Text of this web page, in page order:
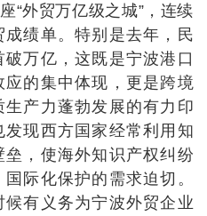
“外贸万亿级之城”，连续
绩单。特别是去年，民
万亿，这既是宁波港口
的集中体现，更是跨境
产力蓬勃发展的有力印
现西方国家经常利用知
，使海外知识产权纠纷
际化保护的需求迫切。
有义务为宁波外贸企业